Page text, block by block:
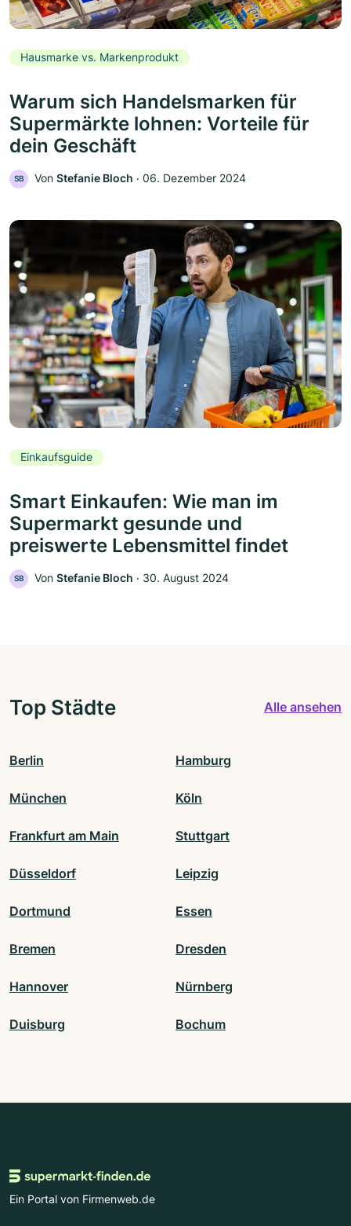
Hausmarke vs. Markenprodukt
Warum sich Handelsmarken für
Supermärkte lohnen: Vorteile für
dein Geschäft
SB Von Stefanie Bloch ‧ 06. Dezember 2024
Einkaufsguide
Smart Einkaufen: Wie man im
Supermarkt gesunde und
preiswerte Lebensmittel findet
SB Von Stefanie Bloch ‧ 30. August 2024
Top Städte Alle ansehen
Berlin Hamburg
München Köln
Frankfurt am Main Stuttgart
Düsseldorf Leipzig
Dortmund Essen
Bremen Dresden
Hannover Nürnberg
Duisburg Bochum
Ein Portal von Firmenweb.de